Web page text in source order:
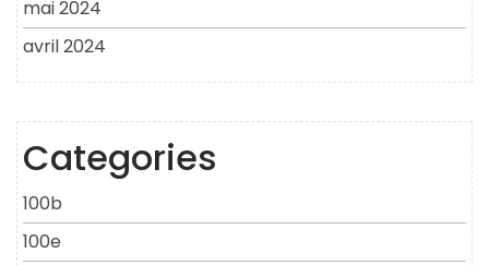
mai 2024
avril 2024
Categories
100b
100e